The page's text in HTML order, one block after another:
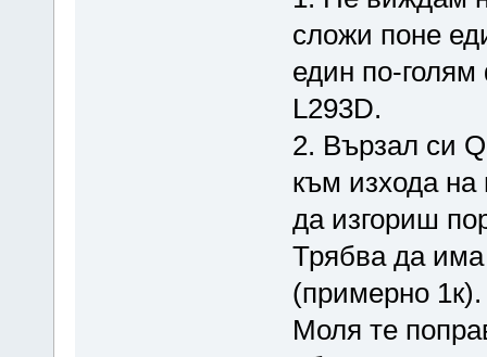
}
PORTD&=~_BV(PD0);
}
PORTD|=_BV(PD0);
PORTD&=~_BV(PD3);
}
PORTD|=_BV(PD3);
сложи поне
един по-
L293D.
2. Вързал си
към изхода
да изгориш
Трябва да има
(примерно 1к).
Моля те